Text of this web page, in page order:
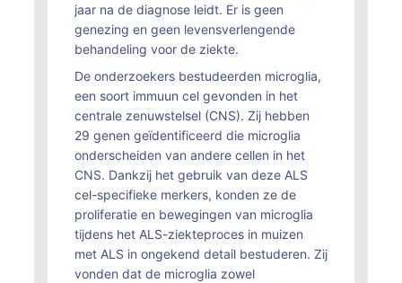
jaar na de diagnose leidt. Er is geen
genezing en geen levensverlengende
behandeling voor de ziekte.
De onderzoekers bestudeerden microglia,
een soort immuun cel gevonden in het
centrale zenuwstelsel (CNS). Zij hebben
29 genen geïdentificeerd die microglia
onderscheiden van andere cellen in het
CNS. Dankzij het gebruik van deze ALS
cel-specifieke merkers, konden ze de
proliferatie en bewegingen van microglia
tijdens het ALS-ziekteproces in muizen
met ALS in ongekend detail bestuderen. Zij
vonden dat de microglia zowel